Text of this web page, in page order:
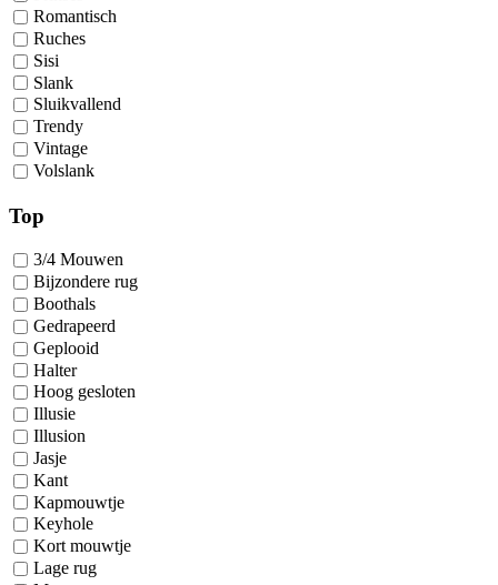
Romantisch
Ruches
Sisi
Slank
Sluikvallend
Trendy
Vintage
Volslank
Top
3/4 Mouwen
Bijzondere rug
Boothals
Gedrapeerd
Geplooid
Halter
Hoog gesloten
Illusie
Illusion
Jasje
Kant
Kapmouwtje
Keyhole
Kort mouwtje
Lage rug